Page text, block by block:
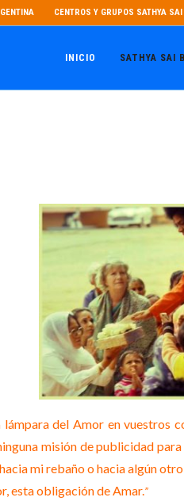
CENTROS Y GRUPOS SATHYA
INICIO SATHYA SAI
lámpara del Amor en vuestros
misión de publicidad
mi rebaño o hacia algún
esta obligación de Amar.”